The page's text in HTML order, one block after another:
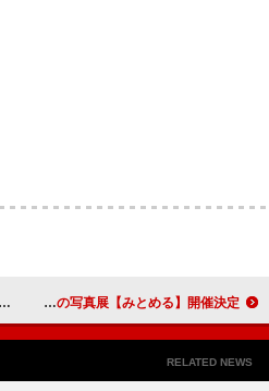
日向坂46、金村美玖による初の写真展【みとめる】開催決定
RELATED NEWS